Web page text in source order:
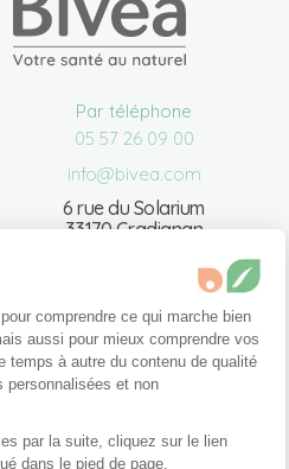
Par téléphone
05 57 26 09 00
info@bivea.com
6 rue du Solarium
33170 Gradignan
Du lundi au vendredi de
Nous contacter
comprendre ce qui marche bien
aussi pour mieux comprendre vos
temps à autre du contenu de qualité
personnalisées et non
par la suite, cliquez sur le lien
dans le pied de page.